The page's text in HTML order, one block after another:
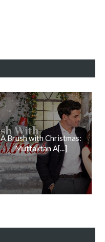
A Brush with Christmas:
Mutfaktan A[...]